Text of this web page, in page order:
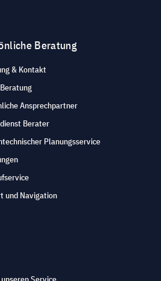
Beratung
& Kontakt
Ansprechpartner
Berater
Planungsservice
und Navigation